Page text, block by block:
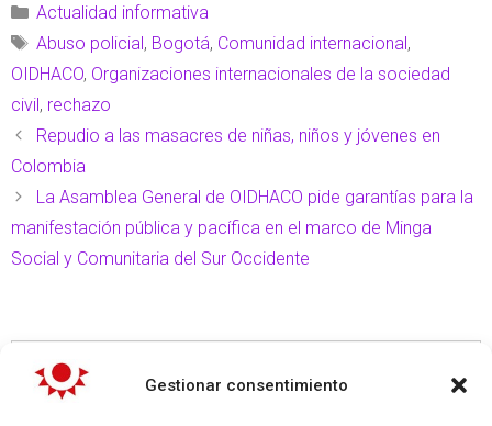
Gestionar consentimiento
Actualidad informativa
Abuso policial, Bogotá, Comunidad internacional,
OIDHACO, Organizaciones internacionales de la sociedad
civil, rechazo
Repudio a las masacres de niñas, niños y jóvenes en
Colombia
La Asamblea General de OIDHACO pide garantías para la
manifestación pública y pacífica en el marco de Minga
Social y Comunitaria del Sur Occidente